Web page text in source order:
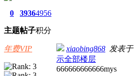
0
主题
3936
帖子
4956
积分
年费VIP xiaobing868 发表于
示全部楼层
666666666666mys